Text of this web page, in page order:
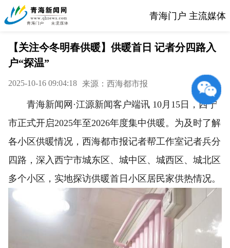
青海门户 主流媒体
【关注今冬明春供暖】供暖首日 记者分四路入
户“探温”
2025-10-16 09:04:18 来源：西海都市报
青海新闻网·江源新闻客户端讯 10月15日，西宁
市正式开启2025年至2026年度集中供暖。为及时了解
各小区供暖情况，西海都市报记者帮工作室记者兵分
四路，深入西宁市城东区、城中区、城西区、城北区
多个小区，实地探访供暖首日小区居民家供热情况。